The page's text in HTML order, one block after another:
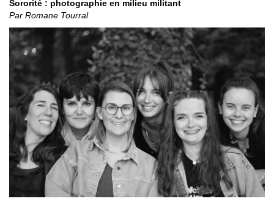
Sororité : photographie en milieu militant
Par Romane Tourral